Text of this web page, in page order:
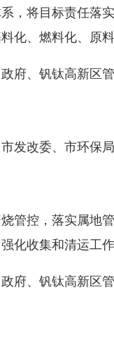
，将目标责任落
化、燃料化、原
、钒钛高新区
发改委、市环保
控，落实属地管
化收集和清运工
、钒钛高新区管